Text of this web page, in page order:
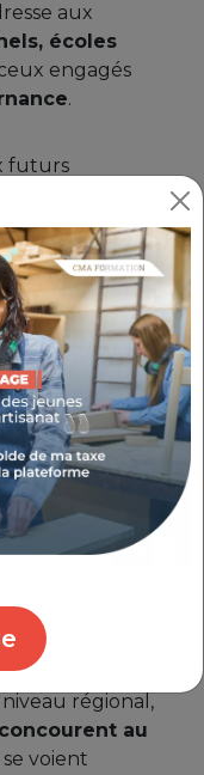
aux
écoles
engagés
.
futurs
intelligence
de moins
en
ou en
des métiers
Les
3 (CAP)
ou de
DN MADE).
de
sont dans
régional,
au
voient